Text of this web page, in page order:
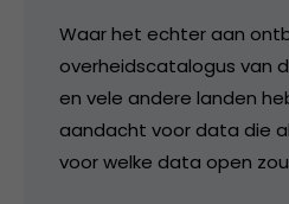
Waar het echter aan
overheidscatalogus van
en vele andere landen
aandacht voor data die
voor welke data open